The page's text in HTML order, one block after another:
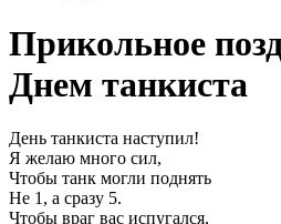
Прикольное
Днем танкиста
День танкиста наступил!
Я желаю много сил,
Чтобы танк могли поднять
Не 1, а сразу 5.
Чтобы враг вас испугался,